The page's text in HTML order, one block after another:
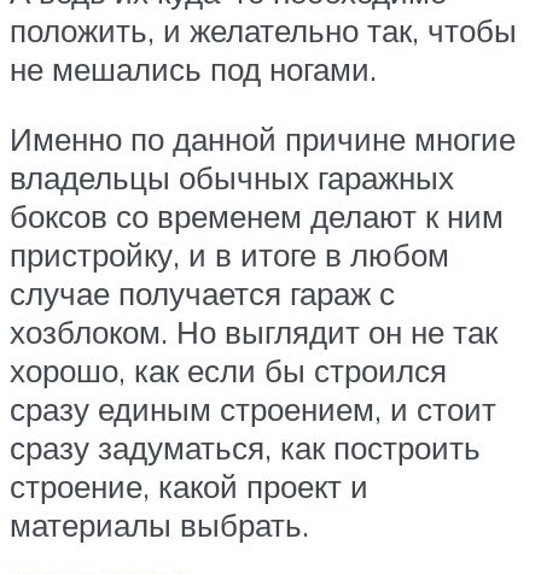
положить, и желательно так, чтобы
не мешались под ногами.
Именно по данной причине многие
владельцы обычных гаражных
боксов со временем делают к ним
пристройку, и в итоге в любом
случае получается гараж с
хозблоком. Но выглядит он не так
хорошо, как если бы строился
сразу единым строением, и стоит
сразу задуматься, как построить
строение, какой проект и
материалы выбрать.